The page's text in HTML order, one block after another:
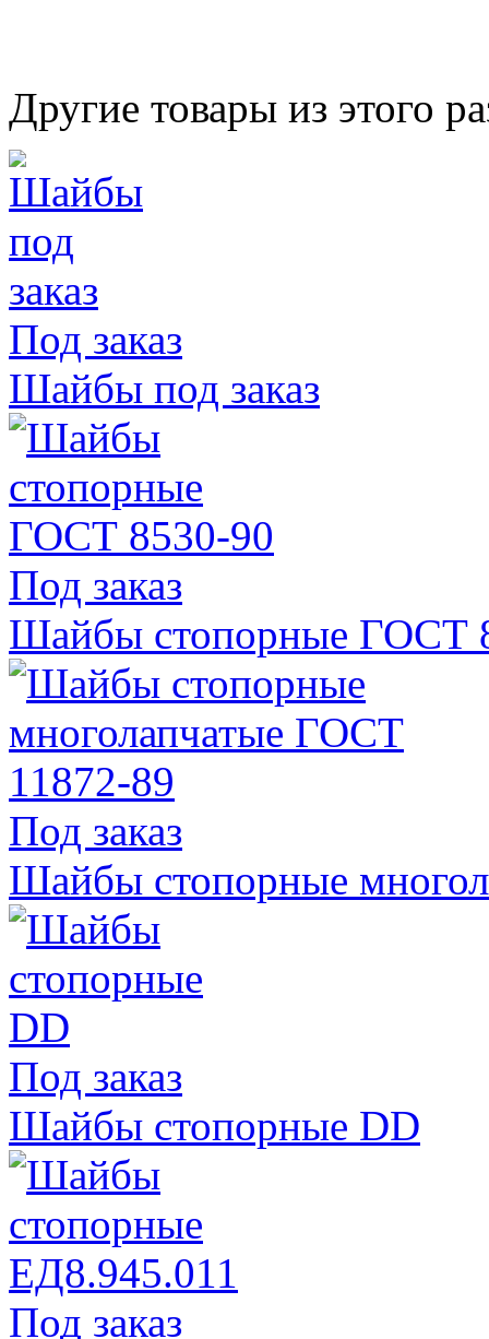
Другие товары из этого
Под заказ
Шайбы под заказ
Под заказ
Шайбы стопорные ГОСТ
Под заказ
Шайбы стопорные
Под заказ
Шайбы стопорные DD
Под заказ